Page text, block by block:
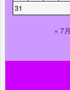
31
« 7月